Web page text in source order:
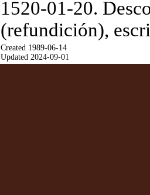
1520-01-20.
(refundición),
Created 1989-06-14
Updated 2024-09-01